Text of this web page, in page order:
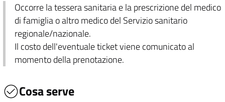
Occorre la tessera sanitaria e la prescrizione del medico
di famiglia o altro medico del Servizio sanitario
regionale/nazionale.
Il costo dell'eventuale ticket viene comunicato al
momento della prenotazione.
Cosa serve